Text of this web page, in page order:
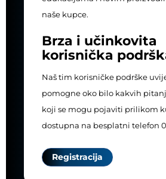
naše kupce.
Brza i učinkovita
korisnička
Naš tim korisničke podrške
pomogne oko bilo kakvih
koji se mogu pojaviti prilikom
dostupna na besplatni telefon
Registracija